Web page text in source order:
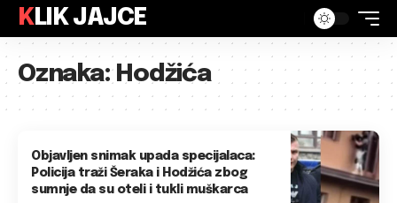
KLIK JAJCE
Oznaka:Hodžića
Objavljen snimak upada specijalaca:
Policija traži Šeraka i Hodžića zbog
sumnje da su oteli i tukli muškarca